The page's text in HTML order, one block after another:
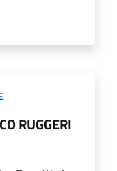
RUGGERI